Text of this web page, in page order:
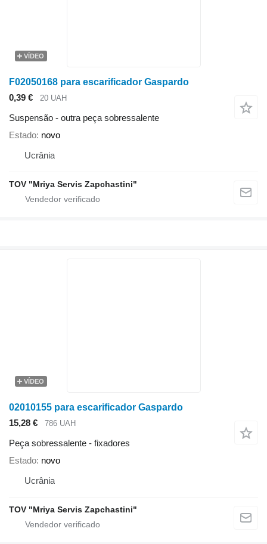
VÍDEO
F02050168 para escarificador Gaspardo
0,39 €
20 UAH
Suspensão - outra peça sobressalente
Estado novo
Ucrânia
TOV "Mriya Servis Zapchastini"
VÍDEO
02010155 para escarificador Gaspardo
15,28 €
786 UAH
Peça sobressalente - fixadores
Estado novo
Ucrânia
TOV "Mriya Servis Zapchastini"